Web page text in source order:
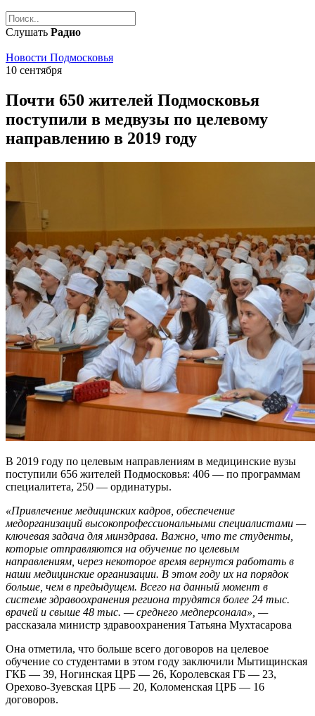
Слушать Радио
Новости Подмосковья
10 сентября
Почти 650 жителей Подмосковья
поступили в медвузы по целевому
направлению в 2019 году
В 2019 году по целевым направлениям в медицинские вузы
поступили 656 жителей Подмосковья: 406 — по программам
специалитета, 250 — ординатуры.
«Привлечение медицинских кадров, обеспечение
медорганизаций высокопрофессиональными специалистами —
ключевая задача для минздрава. Важно, что те студенты,
которые отправляются на обучение по целевым
направлениям, через некоторое время вернутся работать в
наши медицинские организации. В этом году их на порядок
больше, чем в предыдущем. Всего на данный момент в
системе здравоохранения региона трудятся более 24 тыс.
врачей и свыше 48 тыс. — среднего медперсонала», —
рассказала министр здравоохранения Татьяна Мухтасарова
Она отметила, что больше всего договоров на целевое
обучение со студентами в этом году заключили Мытищинская
ГКБ — 39, Ногинская ЦРБ — 26, Королевская ГБ — 23,
Орехово-Зуевская ЦРБ — 20, Коломенская ЦРБ — 16
договоров.